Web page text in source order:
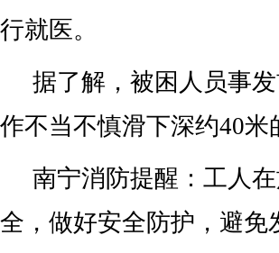
行就医。
据了解，被困人员事
作不当不慎滑下深约40米
南宁消防提醒：工人
全，做好安全防护，避免